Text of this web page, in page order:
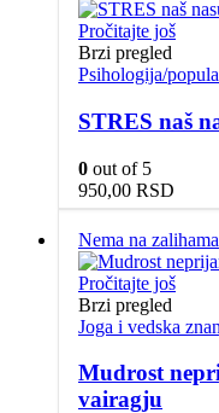
Pročitajte još
Brzi pregled
Psihologija/
STRES naš
0 out of 5
950,00 RSD
Nema na zalihama
Pročitajte još
Brzi pregled
Joga i vedska
Mudrost
vairagju